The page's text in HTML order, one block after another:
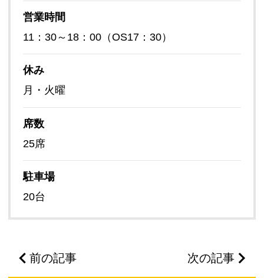
営業時間
11：30～18：00（OS17：30）
休み
月・火曜
席数
25席
駐車場
20台
前の記事 次の記事